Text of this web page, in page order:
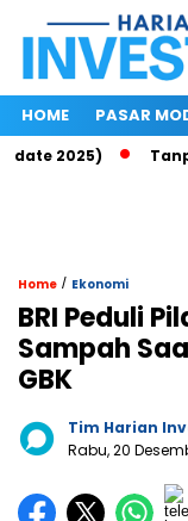
HOME PASAR
2025) Tanpa
Home / Ekonomi
BRI Peduli
Sampah
GBK
Tim Harian
Rabu, 20